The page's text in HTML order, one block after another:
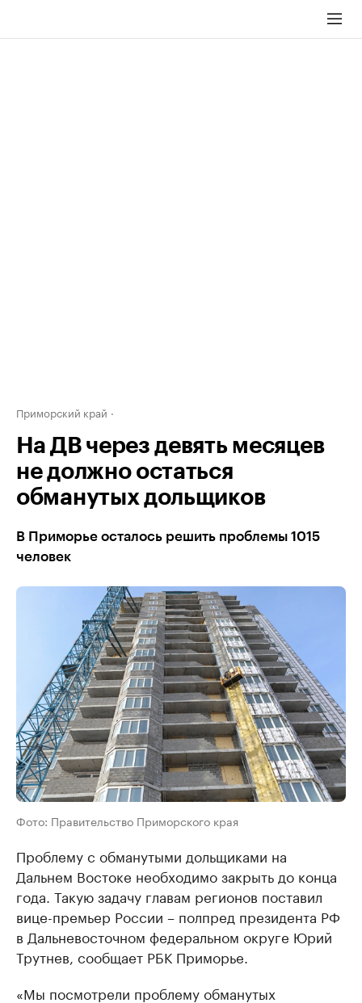
Приморский край
На ДВ через девять месяцев
не должно остаться
обманутых дольщиков
В Приморье осталось решить проблемы 1015
человек
Фото: Правительство Приморского края
Проблему с обманутыми дольщиками на
Дальнем Востоке необходимо закрыть до конца
года. Такую задачу главам регионов поставил
вице-премьер России – полпред президента РФ
в Дальневосточном федеральном округе Юрий
Трутнев, сообщает РБК Приморье.
«Мы посмотрели проблему обманутых